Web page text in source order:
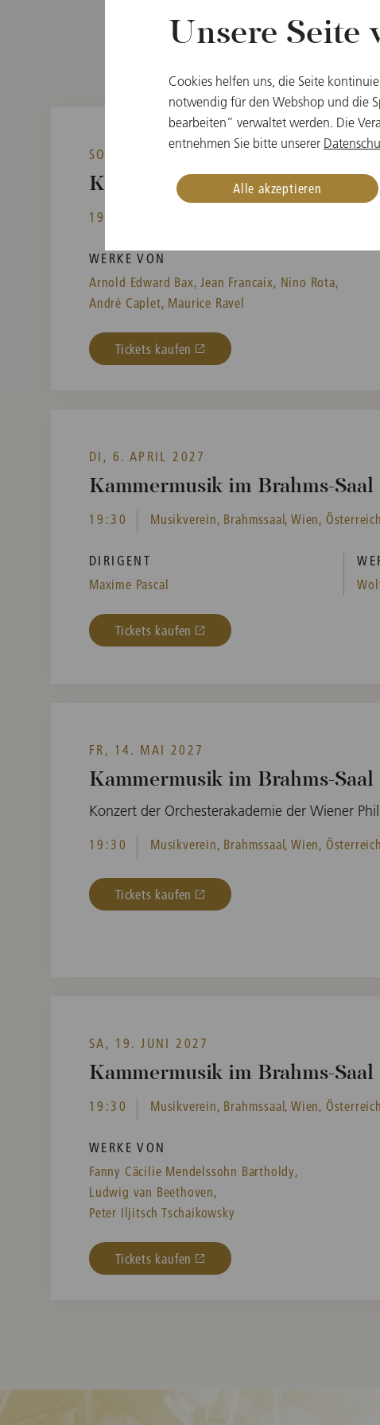
SO, 14. FEBRUAR 2027
Kammermusik im Brahms-Saal
19:30
WERKE VON
Arnold Edward Bax, Jean Francaix, Nino Rota,
André Caplet, Maurice Ravel
Tickets kaufen
DI, 6. APRIL 2027
Kammermusik im Brahms-Saal
19:30 Musikverein, Brahmssaal, Wien, Österreich
DIRIGENT
Maxime Pascal
Tickets kaufen
FR, 14. MAI 2027
Kammermusik im Brahms-Saal
Konzert der Orchesterakademie der Wiener
19:30 Musikverein, Brahmssaal, Wien, Österreich
Tickets kaufen
SA, 19. JUNI 2027
Kammermusik im Brahms-Saal
19:30 Musikverein, Brahmssaal, Wien, Österreich
WERKE VON
Fanny Cäcilie Mendelssohn Bartholdy,
Ludwig van Beethoven,
Peter Iljitsch Tschaikowsky
Tickets kaufen
Unsere Seite
Cookies helfen uns, die Seite
notwendig für den Webshop und die
bearbeiten” verwaltet werden. Die
entnehmen Sie bitte unserer
Alle akzeptieren